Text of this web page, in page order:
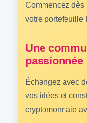
Commencez dès
votre portefeuille
Une
passionnée
Échangez avec
vos idées et
cryptomonnaie